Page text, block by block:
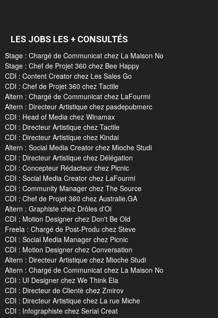
LES JOBS LES + CONSULTÉS
Stage : Chargé de Communicat chez La Maison No
Stage : Chef de Projet 360 chez Bee Happy
CDI : Content Creator chez Les Sales Go
CDI : Chef de Projet 360 chez Tactile
Altern : Chargé de Communicat chez LaFourmi
Altern : Directeur Artistique chez pasdepubmerc
CDI : Head of Media chez Winamax
CDI : Directeur Artistique chez Tactile
CDI : Directeur Artistique chez Kindai
Altern : Social Media Creator chez Mioche Studi
CDI : Directeur Artistique chez Délégation
CDI : Concepteur Rédacteur chez Picnic
CDI : Social Media Creator chez LaFourmi
CDI : Community Manager chez The Source
CDI : Chef de Projet 360 chez Australie.GA
Altern : Graphiste chez Drôles d'Oi
CDI : Motion Designer chez Don't Be Old
Freela : Chargé de Post-Produ chez Steve
CDI : Social Media Manager chez Picnic
CDI : Motion Designer chez Conversation
Altern : Directeur Artistique chez Mioche Studi
Altern : Chargé de Communicat chez La Maison No
CDI : UI Designer chez We Think Ela
CDI : Directeur de Clientè chez Zmirov
CDI : Directeur Artistique chez La rue Miche
CDI : Infographiste chez Serial Creat